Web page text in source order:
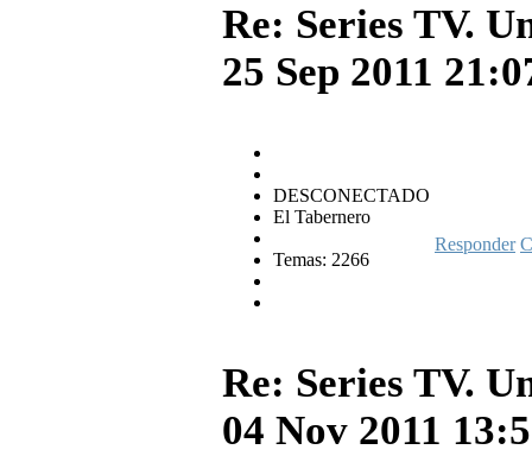
Re: Series TV.
25 Sep 2011
DESCONECTADO
El Tabernero
Temas: 2266
Responder
Re: Series TV.
04 Nov 2011